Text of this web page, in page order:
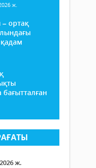
ж.
ортақ
бағытталған
ж.